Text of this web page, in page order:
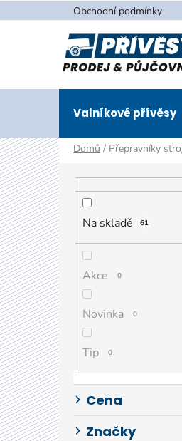
na
Obchodní podmínky
Valníkové přívěsy
Domů / Přepravníky
P
o
s
t
r
a
n
n
í
p
a
n
e
l
Na skladě 61
Akce 0
Novinka 0
Tip 0
Cena
Značky